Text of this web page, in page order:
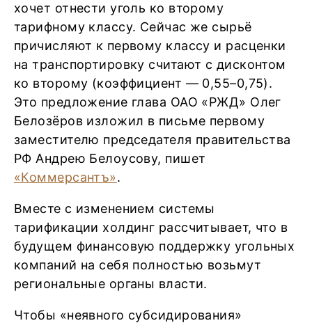
хочет отнести уголь ко второму
тарифному классу. Сейчас же сырьё
причисляют к первому классу и расценки
на транспортировку считают с дисконтом
ко второму (коэффициент — 0,55–0,75).
Это предложение глава ОАО «РЖД» Олег
Белозёров изложил в письме первому
заместителю председателя правительства
РФ Андрею Белоусову, пишет
«Коммерсантъ».
Вместе с изменением системы
тарификации холдинг рассчитывает, что в
будущем финансовую поддержку угольных
компаний на себя полностью возьмут
региональные органы власти.
Чтобы «неявного субсидирования»